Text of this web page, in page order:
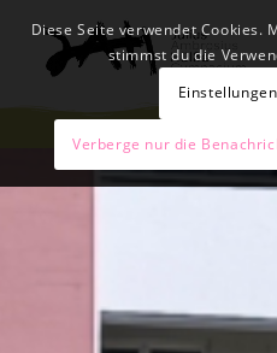
Diese Seite verwendet Cookies.
stimmst du die
Verberge nur die